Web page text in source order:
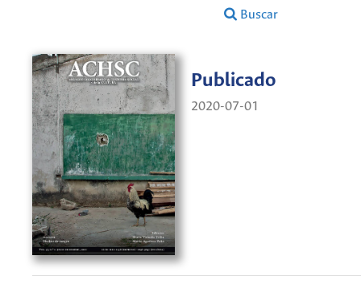
Buscar
Publicado
2020-07-01